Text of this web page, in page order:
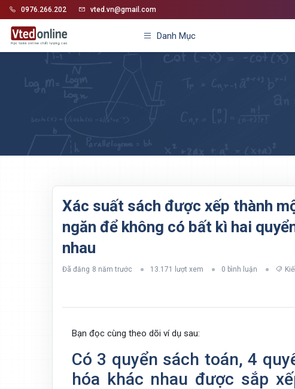
0976.266.202 vted.vn@gmail.com
Danh Mục
Xác suất sách được xếp thành
ngăn để không có bất kì hai
nhau
Đã đăng 8 năm trước 13.171 lượt xem 0 bình luận
Bạn đọc cùng theo dõi ví dụ sau:
Có 3 quyển sách toán, 4
hóa khác nhau được sắp